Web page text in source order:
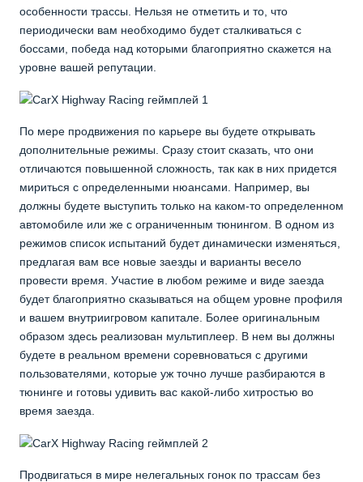
особенности трассы. Нельзя не отметить и то, что
периодически вам необходимо будет сталкиваться с
боссами, победа над которыми благоприятно скажется на
уровне вашей репутации.
По мере продвижения по карьере вы будете открывать
дополнительные режимы. Сразу стоит сказать, что они
отличаются повышенной сложность, так как в них придется
мириться с определенными нюансами. Например, вы
должны будете выступить только на каком-то определенном
автомобиле или же с ограниченным тюнингом. В одном из
режимов список испытаний будет динамически изменяться,
предлагая вам все новые заезды и варианты весело
провести время. Участие в любом режиме и виде заезда
будет благоприятно сказываться на общем уровне профиля
и вашем внутриигровом капитале. Более оригинальным
образом здесь реализован мультиплеер. В нем вы должны
будете в реальном времени соревноваться с другими
пользователями, которые уж точно лучше разбираются в
тюнинге и готовы удивить вас какой-либо хитростью во
время заезда.
Продвигаться в мире нелегальных гонок по трассам без